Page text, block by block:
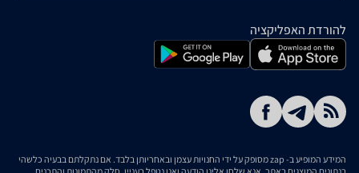
להורדת האפליקציה
המידע המופיע ב- zap מסופק על ידי החנויות עצמן ובאחריותן בלבד. אם נתקלתם בבעיה כלשהי